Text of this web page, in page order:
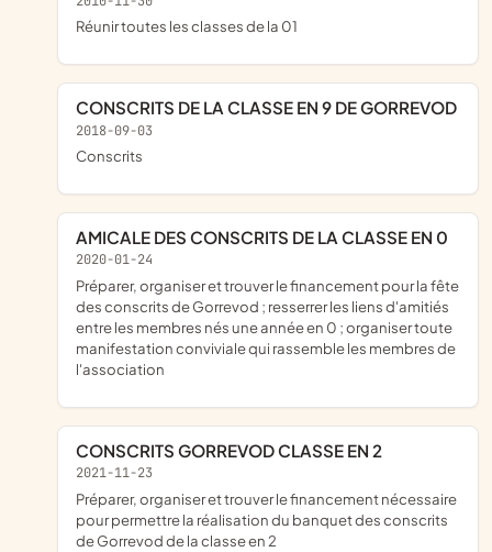
réunir toutes les classes de la 01
CONSCRITS DE LA CLASSE EN 9 DE GORREVOD
2018-09-03
conscrits
AMICALE DES CONSCRITS DE LA CLASSE EN 0
2020-01-24
préparer, organiser et trouver le financement pour la fête
des conscrits de Gorrevod ; resserrer les liens d'amitiés
entre les membres nés une année en 0 ; organiser toute
manifestation conviviale qui rassemble les membres de
l'association
CONSCRITS GORREVOD CLASSE EN 2
2021-11-23
préparer, organiser et trouver le financement nécessaire
pour permettre la réalisation du banquet des conscrits
de Gorrevod de la classe en 2